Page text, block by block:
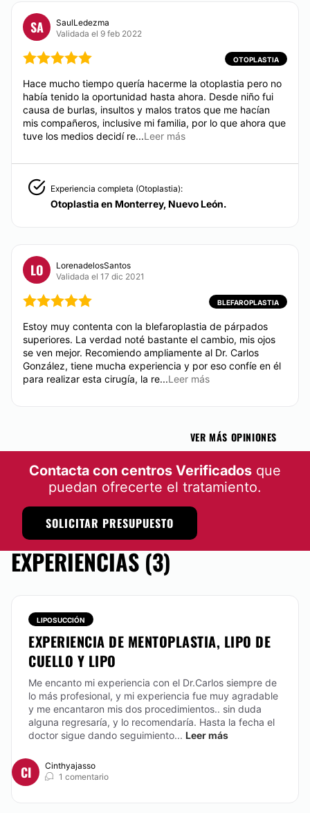
SA
SaulLedezma
Validada el 9 feb 2022
OTOPLASTIA
Hace mucho tiempo quería hacerme la otoplastia pero no
había tenido la oportunidad hasta ahora. Desde niño fui
causa de burlas, insultos y malos tratos que me hacían
mis compañeros, inclusive mi familia, por lo que ahora que
tuve los medios decidí re...Leer más
Experiencia completa (Otoplastia):
Otoplastia en Monterrey, Nuevo León.
LO
LorenadelosSantos
Validada el 17 dic 2021
BLEFAROPLASTIA
Estoy muy contenta con la blefaroplastia de párpados
superiores. La verdad noté bastante el cambio, mis ojos
se ven mejor. Recomiendo ampliamente al Dr. Carlos
González, tiene mucha experiencia y por eso confíe en él
para realizar esta cirugía, la re...Leer más
VER MÁS OPINIONES
Contacta con centros Verificados que
puedan ofrecerte el tratamiento.
SOLICITAR PRESUPUESTO
EXPERIENCIAS (3)
LIPOSUCCIÓN
EXPERIENCIA DE MENTOPLASTIA, LIPO DE
CUELLO Y LIPO
Me encanto mi experiencia con el Dr.Carlos siempre de
lo más profesional, y mi experiencia fue muy agradable
y me encantaron mis dos procedimientos.. sin duda
alguna regresaría, y lo recomendaría. Hasta la fecha el
doctor sigue dando seguimiento... Leer más
CI
Cinthyajasso
1 comentario